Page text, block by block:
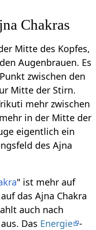
Chakras
Mitte des Kopfes,
Augenbrauen. Es
zwischen den
Mitte der Stirn.
mehr zwischen
in der Mitte der
eigentlich ein
des Ajna
" ist mehr auf
das Ajna Chakra
auch nach
Das Energie -